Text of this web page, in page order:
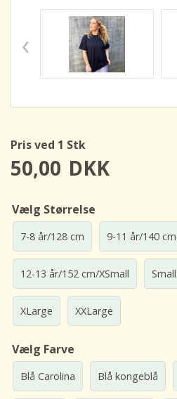
‹
Pris ved 1 Stk
50,00 DKK
Vælg Størrelse
7-8 år/128 cm 9-11 år/140 cm
12-13 år/152 cm/XSmall Small
XLarge XXLarge
Vælg Farve
Blå Carolina Blå kongeblå